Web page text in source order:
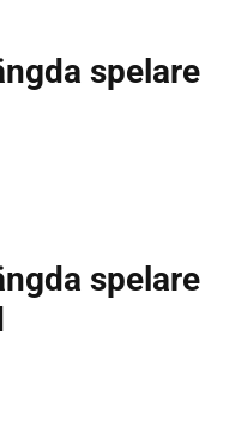
spelare
spelare